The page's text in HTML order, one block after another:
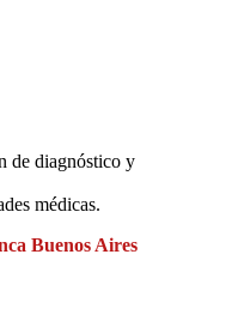
de diagnóstico y
médicas.
Buenos Aires